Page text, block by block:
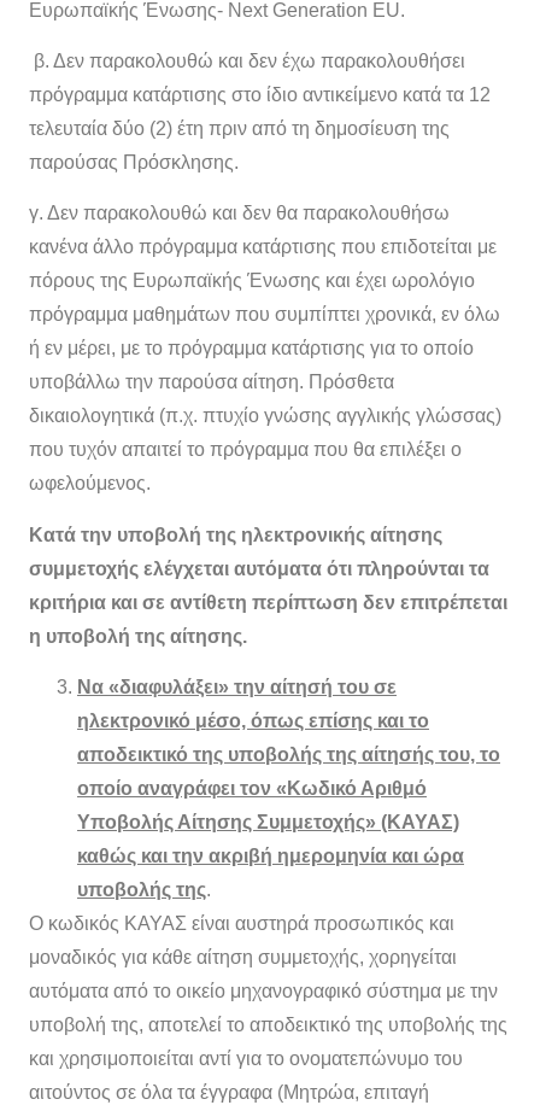
Ευρωπαϊκής Ένωσης- Next Generation EU.
β. Δεν παρακολουθώ και δεν έχω παρακολουθήσει
πρόγραμμα κατάρτισης στο ίδιο αντικείμενο κατά τα 12
τελευταία δύο (2) έτη πριν από τη δημοσίευση της
παρούσας Πρόσκλησης.
γ. Δεν παρακολουθώ και δεν θα παρακολουθήσω
κανένα άλλο πρόγραμμα κατάρτισης που επιδοτείται με
πόρους της Ευρωπαϊκής Ένωσης και έχει ωρολόγιο
πρόγραμμα μαθημάτων που συμπίπτει χρονικά, εν όλω
ή εν μέρει, με το πρόγραμμα κατάρτισης για το οποίο
υποβάλλω την παρούσα αίτηση. Πρόσθετα
δικαιολογητικά (π.χ. πτυχίο γνώσης αγγλικής γλώσσας)
που τυχόν απαιτεί το πρόγραμμα που θα επιλέξει ο
ωφελούμενος.
Κατά την υποβολή της ηλεκτρονικής αίτησης
συμμετοχής ελέγχεται αυτόματα ότι πληρούνται τα
κριτήρια και σε αντίθετη περίπτωση δεν επιτρέπεται
η υποβολή της αίτησης.
Να «διαφυλάξει» την αίτησή του σε
ηλεκτρονικό μέσο, όπως επίσης και το
αποδεικτικό της υποβολής της αίτησής του, το
οποίο αναγράφει τον «Κωδικό Αριθμό
Υποβολής Αίτησης Συμμετοχής» (ΚΑΥΑΣ)
καθώς και την ακριβή ημερομηνία και ώρα
υποβολής της.
Ο κωδικός ΚΑΥΑΣ είναι αυστηρά προσωπικός και
μοναδικός για κάθε αίτηση συμμετοχής, χορηγείται
αυτόματα από το οικείο μηχανογραφικό σύστημα με την
υποβολή της, αποτελεί το αποδεικτικό της υποβολής της
και χρησιμοποιείται αντί για το ονοματεπώνυμο του
αιτούντος σε όλα τα έγγραφα (Μητρώα, επιταγή